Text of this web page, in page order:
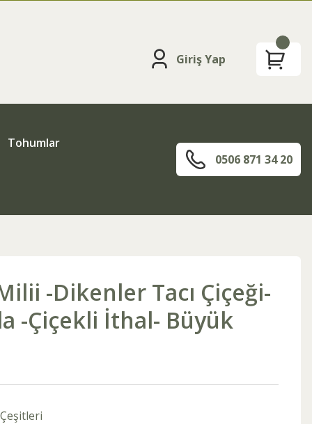
Giriş Yap
Tohumlar
0506 871 34 20
-Dikenler Tacı Çiçeği-
-Çiçekli İthal- Büyük